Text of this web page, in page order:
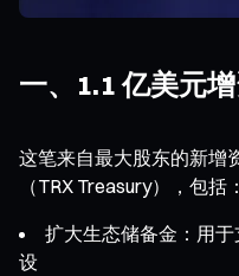
一、1.1 亿美元
这笔来自最大股东的新增
（TRX Treasury），包括：
扩大生态储备金：用
设